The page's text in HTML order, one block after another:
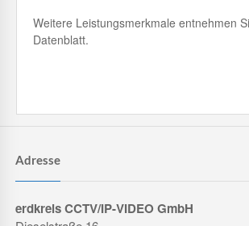
Weitere Leistungsmerkmale entnehmen
Datenblatt.
Adresse
erdkreis CCTV/IP-VIDEO GmbH